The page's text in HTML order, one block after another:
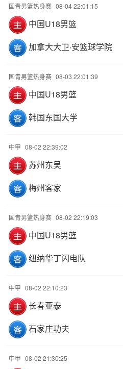
国青男篮热身赛 08-04 22:01:15
中国U18男篮
加拿大大卫·安篮球学院
国青男篮热身赛 08-03 22:01:39
中国U18男篮
韩国东国大学
中甲 08-02 22:39:02
苏州东吴
梅州客家
国青男篮热身赛 08-02 22:19:03
中国U18男篮
纽纳华丁闪电队
中甲 08-02 22:10:23
长春亚泰
石家庄功夫
中甲 08-02 21:30:25